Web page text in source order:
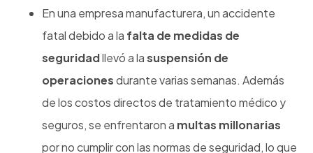
En una empresa manufacturera, un accidente
fatal debido a la falta de medidas de
seguridadllevó a lasuspensión de
operacionesdurante varias semanas. Además
de los costos directos de tratamiento médico y
seguros, se enfrentaron a multas millonarias
por no cumplir con las normas de seguridad, lo que